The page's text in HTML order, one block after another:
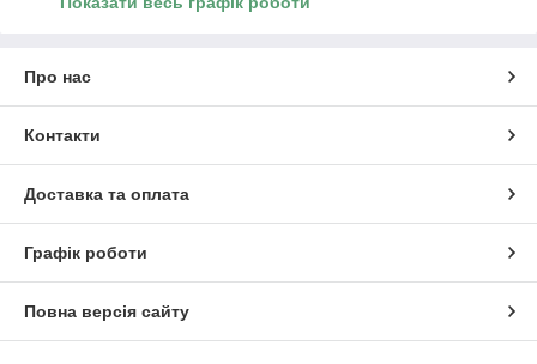
Про нас
Контакти
Доставка та оплата
Графік роботи
Повна версія сайту